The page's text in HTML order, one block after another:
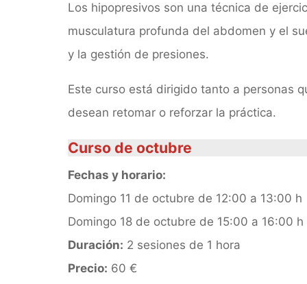
Los hipopresivos son una técnica de
musculatura profunda del abdomen y el
y la gestión de presiones.
Este curso está dirigido tanto a personas
desean retomar o reforzar la práctica.
Curso de octubre
Fechas y horario:
Domingo 11 de octubre de 12:00 a 13:00 h
Domingo 18 de octubre de 15:00 a 16:00 h
Duración: 2 sesiones de 1 hora
Precio: 60 €